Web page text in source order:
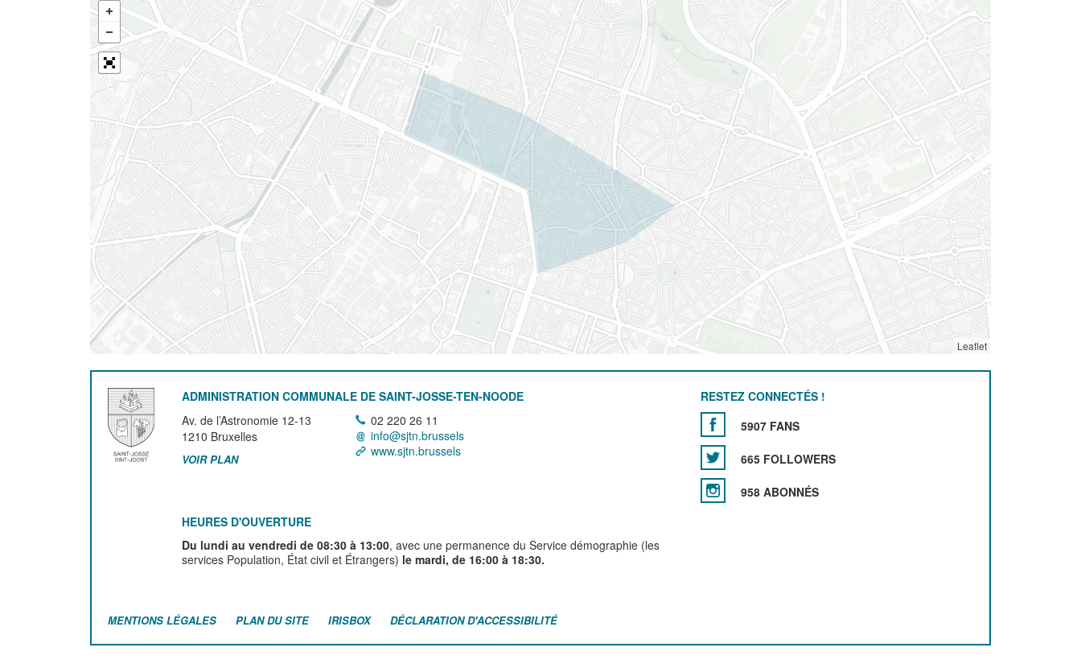
Leaflet
ADMINISTRATION COMMUNALE DE SAINT-JOSSE-TEN-NOODE
Av. de l’Astronomie 12-13
1210 Bruxelles
VOIR PLAN
02 220 26 11
info@sjtn.brussels
www.sjtn.brussels
HEURES D'OUVERTURE
Du lundi au vendredi de 08:30 à 13:00, avec une permanence du Service démographie (les
services Population, État civil et Étrangers) le mardi, de 16:00 à 18:30.
RESTEZ CONNECTÉS !
5907 FANS
665 FOLLOWERS
958 ABONNÉS
MENTIONS LÉGALES PLAN DU SITE IRISBOX DÉCLARATION D'ACCESSIBILITÉ